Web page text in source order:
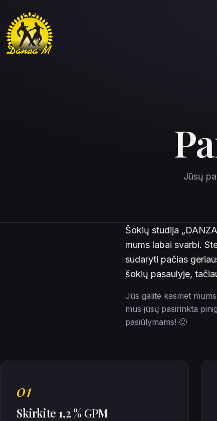
Jūsų
Šokių studija
mums labai svarbi.
sudaryti pačias
šokių pasaulyje,
Jūs galite kasmet
mus jūsų pasirinkta
pasiūlymams! 🙂
01
Skirkite 1,2 % GPM